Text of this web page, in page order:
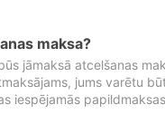
maksa?
jāmaksā atcelšanas
jums varētu
iespējamās